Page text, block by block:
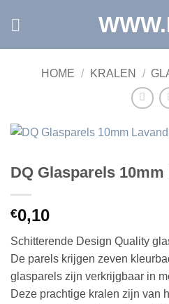
HOME / KRALEN /
DQ Glasparels
€0,10
Schitterende Design Quality
De parels krijgen zeven
glasparels zijn verkrijgbaar in
Deze prachtige kralen zijn van